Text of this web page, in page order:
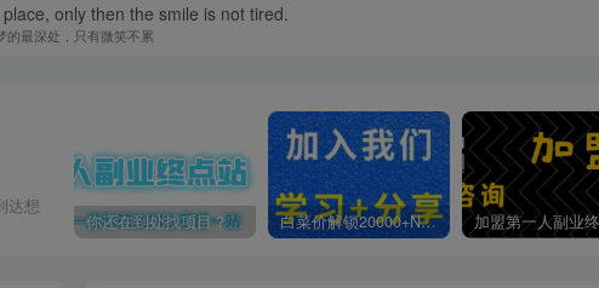
only then the smile is not tired.
的最深处，只有微笑不累
达想
你还在到处找项目？还在当韭菜？我靠卖项目一个月收入5万+，曾经我也是个失败者。 白菜价解锁20000+N个赚钱机会，加入第一人副业终点站会员，全站资源免费学习。